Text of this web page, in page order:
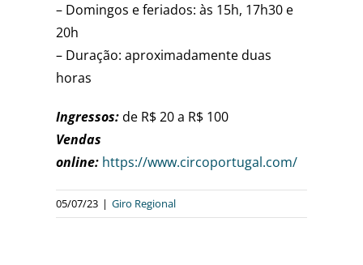
– Domingos e feriados: às 15h, 17h30 e
20h
– Duração: aproximadamente duas
horas
Ingressos:de R$ 20 a R$ 100
Vendas
online: https://www.circoportugal.com/
05/07/23 | Giro Regional